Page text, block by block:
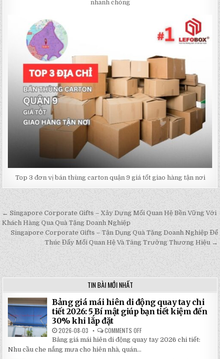
nhanh chóng
Top 3 đơn vị bán thùng carton quận 9 giá tốt giao hàng tận nơi
Post
navigation
← Singapore Corporate Gifts – Xây Dựng Mối Quan Hệ Bền Vững Với
Khách Hàng Qua Quà Tặng Doanh Nghiệp
Singapore Corporate Gifts – Tận Dụng Quà Tặng Doanh Nghiệp Để
Thúc Đẩy Mối Quan Hệ Và Tăng Trưởng Thương Hiệu →
TIN BÀI MỚI NHẤT
Bảng giá mái hiên di động quay tay chi
tiết 2026: 5 Bí mật giúp bạn tiết kiệm đến
30% khi lắp đặt
2026-08-03 COMMENTS OFF
BẢNG
GIÁ
Bảng giá mái hiên di động quay tay 2026 chi tiết:
Nhu cầu che nắng mưa cho hiên nhà, quán...